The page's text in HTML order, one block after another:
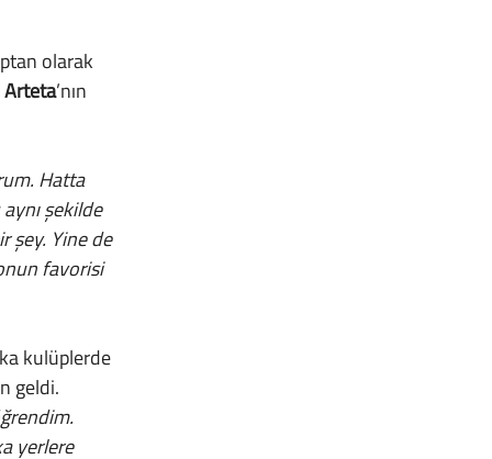
olarak
’nın
Hatta
şekilde
şey. Yine de
favorisi
kulüplerde
geldi.
yerlere